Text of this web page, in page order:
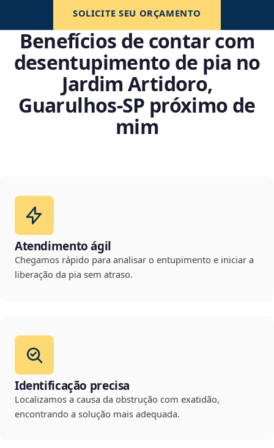
SOLICITE SEU ORÇAMENTO
Benefícios de contar com
desentupimento de pia no
Jardim Artidoro,
Guarulhos‑SP próximo de
mim
Atendimento ágil
Chegamos rápido para analisar o entupimento e iniciar a
liberação da pia sem atraso.
Identificação precisa
Localizamos a causa da obstrução com exatidão,
encontrando a solução mais adequada.